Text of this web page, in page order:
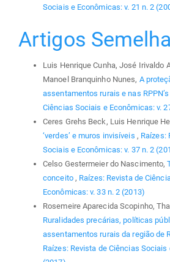
Sociais e Econômicas: v. 21 n. 2
Artigos
Luis Henrique Cunha, José Irivaldo
Manoel Branquinho Nunes, A
assentamentos rurais e nas RPPN’s
Ciências Sociais e Econômicas: v.
Ceres Grehs Beck, Luis Henrique
‘verdes’ e muros invisíveis , Raízes:
Sociais e Econômicas: v. 37 n. 2
Celso Gestermeier do Nascimento,
conceito , Raízes: Revista de
Econômicas: v. 33 n. 2 (2013)
Rosemeire Aparecida Scopinho,
Ruralidades precárias, políticas
assentamentos rurais da região de
Raízes: Revista de Ciências Sociais